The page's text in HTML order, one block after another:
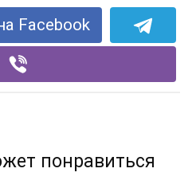
Facebook
понравиться